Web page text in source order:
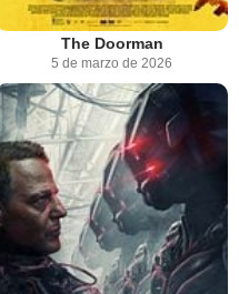
The Doorman
5 de marzo de 2026